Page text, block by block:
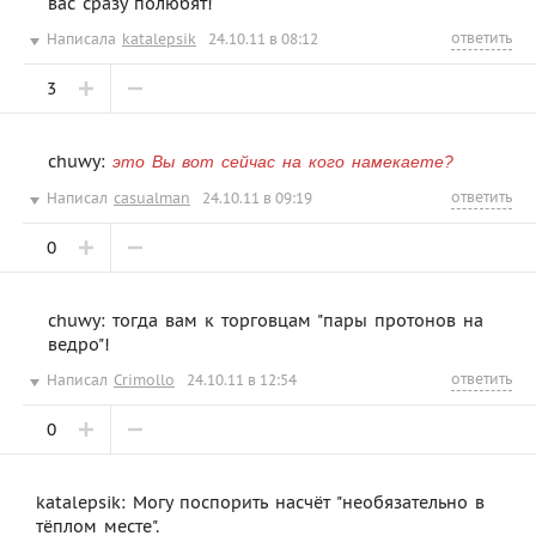
Написала katalepsik 24.10.11 в 08:12 ответить
3
chuwy: это Вы вот сейчас на кого намекаете?
Написал casualman 24.10.11 в 09:19 ответить
0
chuwy: тогда вам к торговцам "пары протонов на
ведро"!
Написал Crimollo 24.10.11 в 12:54 ответить
0
katalepsik: Могу поспорить насчёт "необязательно в
тёплом месте".